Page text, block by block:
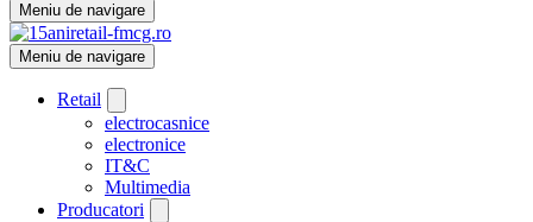
Meniu de navigare
Meniu de navigare
Retail
electrocasnice
electronice
IT&C
Multimedia
Producatori